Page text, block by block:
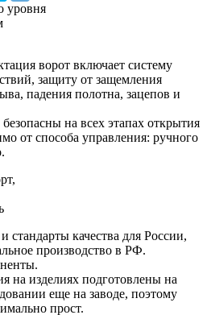
уровня
ворот включает систему
защиту от защемления
падения полотна, зацепов и
на всех этапах открытия
от способа управления: ручного
стандарты качества для России,
производство в РФ.
на изделиях подготовлены на
еще на заводе, поэтому
прост.